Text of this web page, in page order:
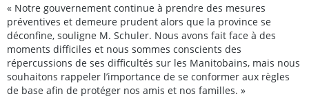
« Notre gouvernement continue à prendre des mesures
préventives et demeure prudent alors que la province se
déconfine, souligne M. Schuler. Nous avons fait face à des
moments difficiles et nous sommes conscients des
répercussions de ses difficultés sur les Manitobains, mais nous
souhaitons rappeler l’importance de se conformer aux règles
de base afin de protéger nos amis et nos familles. »